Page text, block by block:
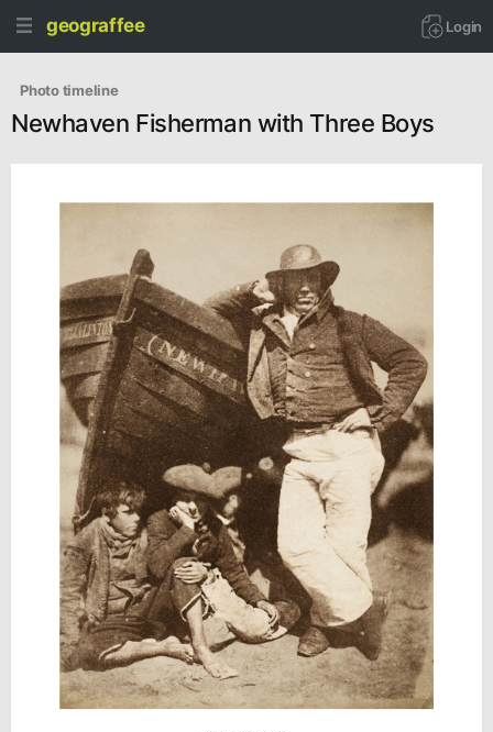
geograffee Login
   Photo timeline
Newhaven Fisherman with Three Boys